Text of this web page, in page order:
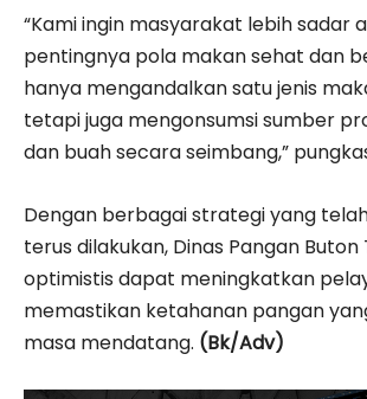
“Kami ingin masyarakat lebih sadar
pentingnya pola makan sehat dan
hanya mengandalkan satu jenis
tetapi juga mengonsumsi sumber
dan buah secara seimbang,”
Dengan berbagai strategi yang
terus dilakukan, Dinas Pangan Buton
optimistis dapat meningkatkan
memastikan ketahanan pangan
masa mendatang. (Bk/Adv)